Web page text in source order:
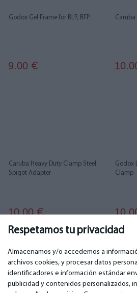
Respetamos tu privacidad
Almacenamos y/o accedemos a
archivos cookies, y procesar datos
identificadores e información estándar
publicidad y contenidos personalizados,
Godox Gel Frame for BLP, BFP
9.00 €
Caruba
Caruba Heavy Duty Clamp Steel
Spigot Adapter
10.00€
Godox
Clamp
IMPORTANTE